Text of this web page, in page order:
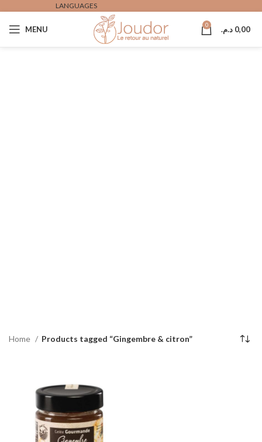
LANGUAGES
MENU 0 0,00 د.م.
Home Products tagged “Gingembre & citron”